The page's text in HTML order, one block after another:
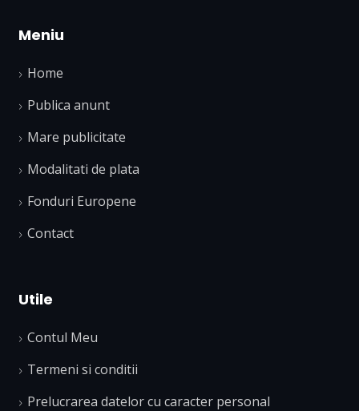
Meniu
Home
Publica anunt
Mare publicitate
Modalitati de plata
Fonduri Europene
Contact
Utile
Contul Meu
Termeni si conditii
Prelucrarea datelor cu caracter personal